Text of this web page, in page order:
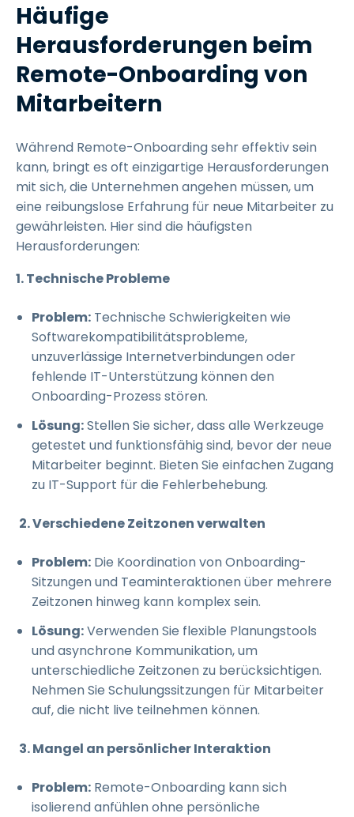
Häufige
Herausforderungen beim
Remote-Onboarding von
Mitarbeitern
Während Remote-Onboarding sehr effektiv sein
kann, bringt es oft einzigartige Herausforderungen
mit sich, die Unternehmen angehen müssen, um
eine reibungslose Erfahrung für neue Mitarbeiter zu
gewährleisten. Hier sind die häufigsten
Herausforderungen:
1. Technische Probleme
Problem: Technische Schwierigkeiten wie
Softwarekompatibilitätsprobleme,
unzuverlässige Internetverbindungen oder
fehlende IT-Unterstützung können den
Onboarding-Prozess stören.
Lösung:Stellen Sie sicher, dass alle Werkzeuge
getestet und funktionsfähig sind, bevor der neue
Mitarbeiter beginnt. Bieten Sie einfachen Zugang
zu IT-Support für die Fehlerbehebung.
2. Verschiedene Zeitzonen verwalten
Problem: Die Koordination von Onboarding-
Sitzungen und Teaminteraktionen über mehrere
Zeitzonen hinweg kann komplex sein.
Lösung:Verwenden Sie flexible Planungstools
und asynchrone Kommunikation, um
unterschiedliche Zeitzonen zu berücksichtigen.
Nehmen Sie Schulungssitzungen für Mitarbeiter
auf, die nicht live teilnehmen können.
3. Mangel an persönlicher Interaktion
Problem: Remote-Onboarding kann sich
isolierend anfühlen ohne persönliche